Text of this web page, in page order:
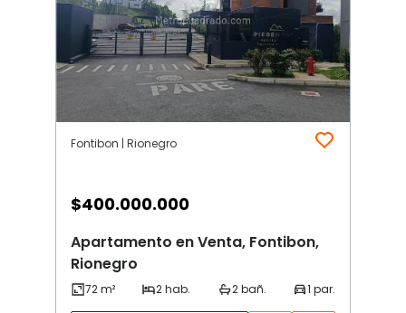
Fontibon | Rionegro
$400.000.000
Apartamento en Venta, Fontibon,
Rionegro